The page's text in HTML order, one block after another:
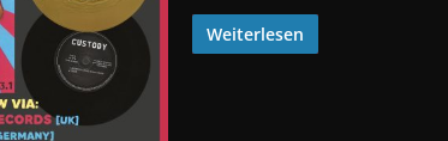
Weiterlesen